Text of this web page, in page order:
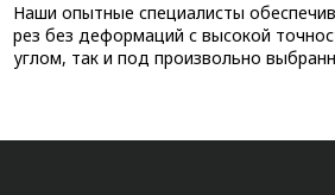
Наши опытные специалисты
рез без деформаций с высокой
углом, так и под произвольно